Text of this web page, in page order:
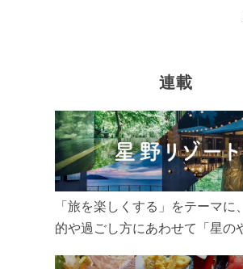
太陽の光をたっぷりあびた夏野
連載
「旅を楽しくする」をテーマに
的や過ごし方にあわせて「星の